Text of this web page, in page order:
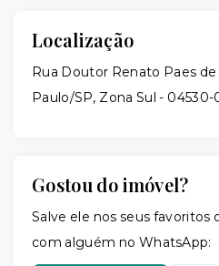
Localização
Rua Doutor Renato Paes
Paulo/SP, Zona Sul - 04530-
Gostou do imóvel?
Salve ele nos seus
com alguém no WhatsApp: